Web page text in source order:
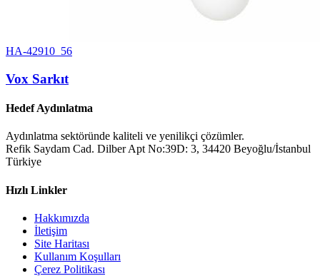
HA-42910_56
Vox Sarkıt
Hedef Aydınlatma
Aydınlatma sektöründe kaliteli ve yenilikçi çözümler.
Refik Saydam Cad. Dilber Apt No:39D: 3, 34420 Beyoğlu/İstanbul
Türkiye
Hızlı Linkler
Hakkımızda
İletişim
Site Haritası
Kullanım Koşulları
Çerez Politikası